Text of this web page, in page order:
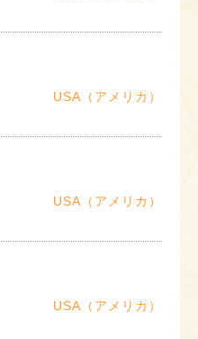
USA（アメリカ）
USA（アメリカ）
USA（アメリカ）